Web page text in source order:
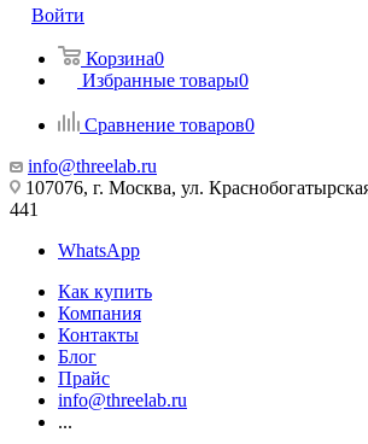
Войти
Корзина0
Избранные товары0
Сравнение товаров0
info@threelab.ru
107076, г. Москва, ул.
441
WhatsApp
Как купить
Компания
Контакты
Блог
Прайс
info@threelab.ru
...